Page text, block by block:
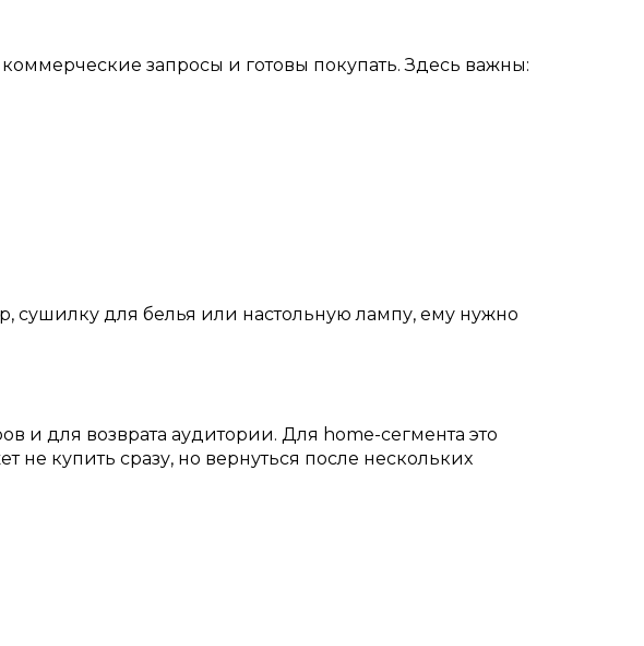
запросы и готовы покупать. Здесь важны:
сушилку для белья или настольную лампу, ему нужно
и для возврата аудитории. Для home-сегмента это
не купить сразу, но вернуться после нескольких